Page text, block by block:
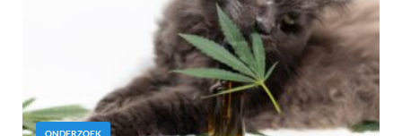
ONDERZOEK